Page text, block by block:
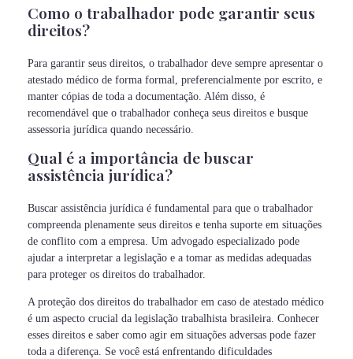
Como o trabalhador pode garantir seus
direitos?
Para garantir seus direitos, o trabalhador deve sempre apresentar o
atestado médico de forma formal, preferencialmente por escrito, e
manter cópias de toda a documentação. Além disso, é
recomendável que o trabalhador conheça seus direitos e busque
assessoria jurídica quando necessário.
Qual é a importância de buscar
assistência jurídica?
Buscar assistência jurídica é fundamental para que o trabalhador
compreenda plenamente seus direitos e tenha suporte em situações
de conflito com a empresa. Um advogado especializado pode
ajudar a interpretar a legislação e a tomar as medidas adequadas
para proteger os direitos do trabalhador.
A proteção dos direitos do trabalhador em caso de atestado médico
é um aspecto crucial da legislação trabalhista brasileira. Conhecer
esses direitos e saber como agir em situações adversas pode fazer
toda a diferença. Se você está enfrentando dificuldades